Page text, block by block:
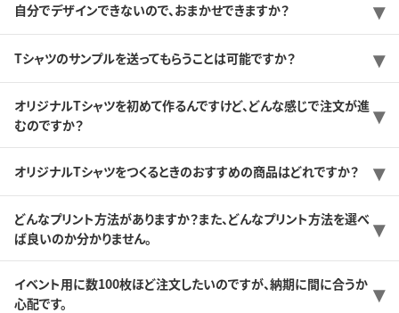
自分でデザインできないので、おまかせできますか？
Tシャツのサンプルを送ってもらうことは可能ですか？
オリジナルTシャツを初めて作るんですけど、どんな感じで注文が進
むのですか？
オリジナルTシャツをつくるときのおすすめの商品はどれですか？
どんなプリント方法がありますか？また、どんなプリント方法を選べ
ば良いのか分かりません。
イベント用に数100枚ほど注文したいのですが、納期に間に合うか
心配です。